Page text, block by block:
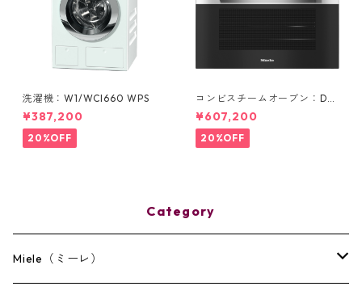
洗濯機：W1/WCI660 WPS
¥387,200
20%OFF
コンビスチームオーブン：DG
C 7440
¥607,200
20%OFF
Category
Miele（ミーレ）